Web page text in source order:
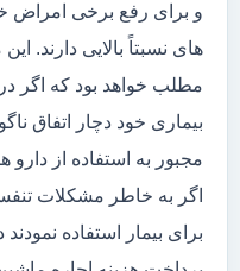
و برای رفع برخی امراض
های نسبتاً بالایی دارند.
مطلب خواهد بود که اگر
بیماری خود دچار اتفاق
مجبور به استفاده از
اگر به خاطر مشکلات
برای بیمار استفاده